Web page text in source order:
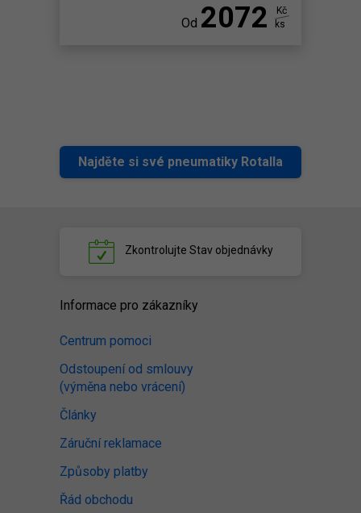
Od 2072
Kč
ks
Najděte si své pneumatiky Rotalla
Zkontrolujte Stav objednávky
Informace pro zákazníky
Centrum pomoci
Odstoupení od smlouvy
(výměna nebo vrácení)
Články
Záruční reklamace
Způsoby platby
Řád obchodu